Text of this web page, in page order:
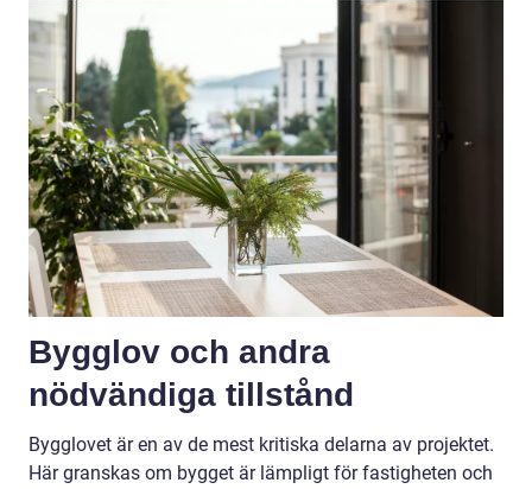
Bygglov och andra
nödvändiga tillstånd
Bygglovet är en av de mest kritiska delarna av projektet.
Här granskas om bygget är lämpligt för fastigheten och